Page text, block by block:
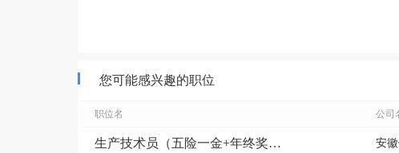
您可能感兴趣的职位
职位名 公司
生产技术员（五险一金+年终奖+节日福利） 安